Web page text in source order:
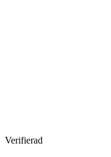
Verifierad